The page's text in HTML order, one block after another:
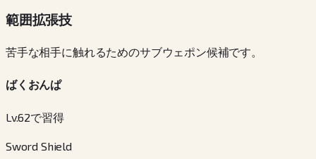
範囲拡張技
苦手な相手に触れるためのサブウェポン候補です。
ばくおんぱ
Lv.62で習得
Sword Shield